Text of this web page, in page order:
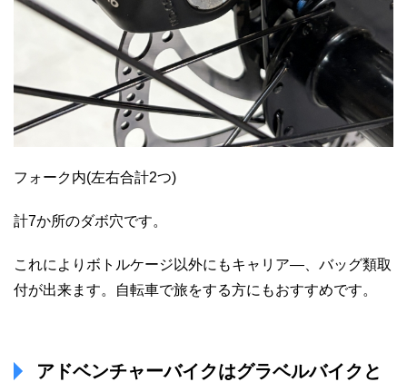
フォーク内(左右合計2つ)
計7か所のダボ穴です。
これによりボトルケージ以外にもキャリア―、バッグ類取
付が出来ます。自転車で旅をする方にもおすすめです。
アドベンチャーバイクはグラベルバイクと